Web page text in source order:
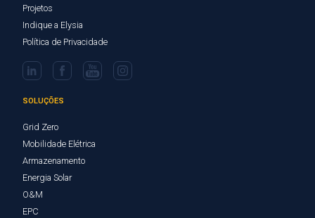
Projetos
Indique a Elysia
Política de Privacidade
SOLUÇÕES
Grid Zero
Mobilidade Elétrica
Armazenamento
Energia Solar
O&M
EPC